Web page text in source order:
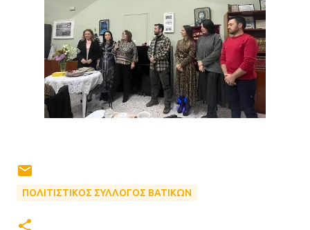
ΠΟΛΙΤΙΣΤΙΚΟΣ ΣΥΛΛΟΓΟΣ ΒΑΤΙΚΩΝ